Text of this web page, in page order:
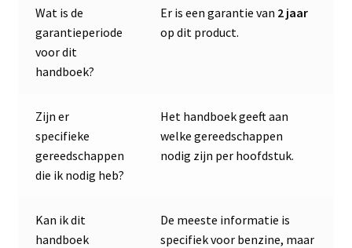
Wat is de
garantieperiode
voor dit
handboek?
Er is een garantie van 2 jaar
op dit product.
Zijn er
specifieke
gereedschappen
die ik nodig heb?
Het handboek geeft aan
welke gereedschappen
nodig zijn per hoofdstuk.
Kan ik dit
handboek
De meeste informatie is
specifiek voor benzine, maar